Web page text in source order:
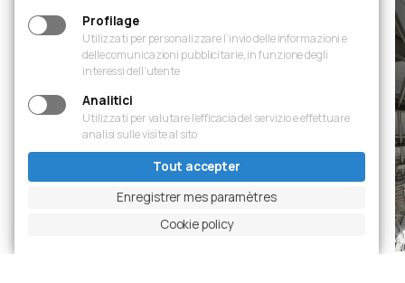
Profilage
Utilizzati per personalizzare l’invio delle informazioni e
delle comunicazioni pubblicitarie, in funzione degli
interessi dell’utente
Analitici
Utilizzati per valutare l’efficacia del servizio e effettuare
analisi sulle visite al sito
Tout accepter
Enregistrer mes paramètres
Cookie policy